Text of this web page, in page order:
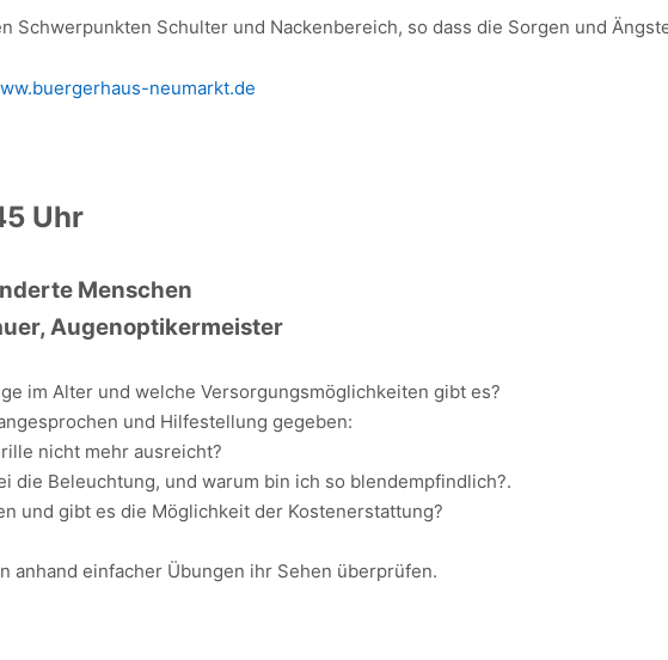
Schwerpunkten Schulter und Nackenbereich, so dass die Sorgen und
neumarkt.de
Uhr
Menschen
Augenoptikermeister
im Alter und welche Versorgungsmöglichkeiten gibt es?
und Hilfestellung gegeben:
nicht mehr ausreicht?
die Beleuchtung, und warum bin ich so blendempfindlich?.
und gibt es die Möglichkeit der Kostenerstattung?
anhand einfacher Übungen ihr Sehen überprüfen.